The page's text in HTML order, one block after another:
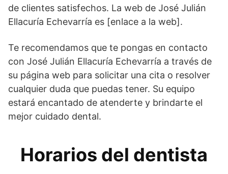
de clientes satisfechos. La web de José Julián
Ellacuría Echevarría es [enlace a la web].
Te recomendamos que te pongas en contacto
con José Julián Ellacuría Echevarría a través de
su página web para solicitar una cita o resolver
cualquier duda que puedas tener. Su equipo
estará encantado de atenderte y brindarte el
mejor cuidado dental.
Horarios del dentista